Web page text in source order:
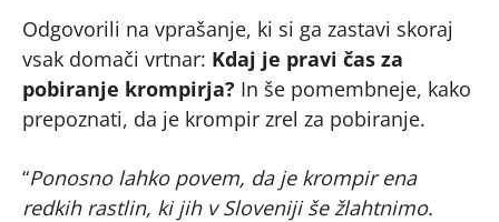
Odgovorili na vprašanje, ki si ga zastavi skoraj
vsak domači vrtnar: Kdaj je pravi čas za
pobiranje krompirja? In še pomembneje, kako
prepoznati, da je krompir zrel za pobiranje.
“Ponosno lahko povem, da je krompir ena
redkih rastlin, ki jih v Sloveniji še žlahtnimo.